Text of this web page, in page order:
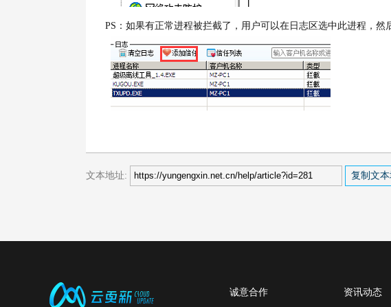
PS： 如果有正常进程被拦截了，用户可以在日志区选中此进程，然
文本地址: 复制文
诚意合作 资讯动态